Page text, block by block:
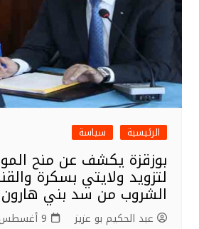
الرئيسية سياسة
بوزقزة يكشف عن منح
لتزويد ولايتي بسكرة
الشروب من سد بني هارون
عبد الحكيم بو عزيز 9 أغسطس 2026